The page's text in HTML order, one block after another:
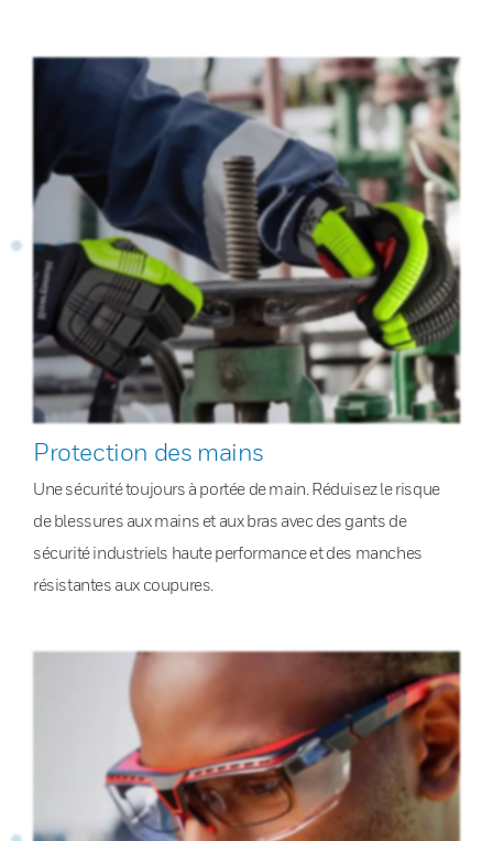
Protection des mains
Une sécurité toujours à portée de main. Réduisez le risque
de blessures aux mains et aux bras avec des gants de
sécurité industriels haute performance et des manches
résistantes aux coupures.